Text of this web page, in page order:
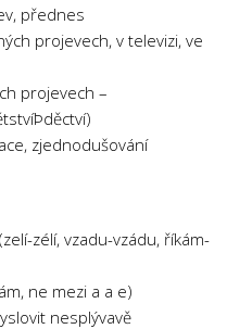
přednes
projevech, v televizi, ve
projevech –
zjednodušování
zélí, vzadu-vzádu, říkám-
ne mezi a a e)
nesplývavě